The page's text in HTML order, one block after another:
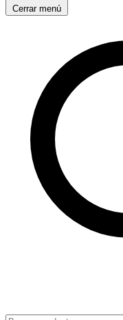
Cerrar menú